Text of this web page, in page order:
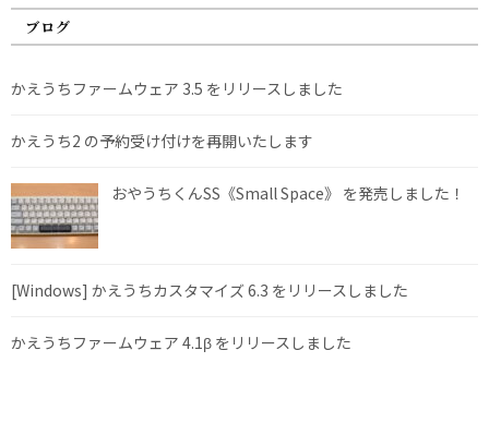
ブログ
かえうちファームウェア 3.5 をリリースしました
かえうち2 の予約受け付けを再開いたします
おやうちくんSS《Small Space》 を発売しました！
[Windows] かえうちカスタマイズ 6.3 をリリースしました
かえうちファームウェア 4.1β をリリースしました